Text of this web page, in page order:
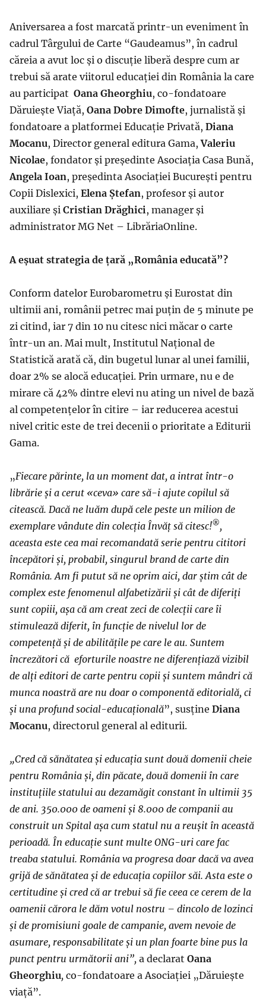
Aniversarea a fost marcată printr-un eveniment în
cadrul Târgului de Carte “Gaudeamus”, în cadrul
căreia a avut loc și o discuție liberă despre cum ar
trebui să arate viitorul educației din România la care
au participat Oana Gheorghiu, co-fondatoare
Dăruiește Viață, Oana Dobre Dimofte, jurnalistă și
fondatoare a platformei Educație Privată, Diana
Mocanu, Director general editura Gama,Valeriu
Nicolae, fondator și președinte Asociația Casa Bună,
Angela Ioan, președinta Asociației București pentru
Copii Dislexici, Elena Ștefan, profesor și autor
auxiliare și Cristian Drăghici , manager și
administrator MG Net – LibrăriaOnline.
A eșuat strategia de țară „România educată”?
Conform datelor Eurobarometru și Eurostat din
ultimii ani, românii petrec mai puțin de 5 minute pe
zi citind, iar 7 din 10 nu citesc nici măcar o carte
într-un an. Mai mult, Institutul Național de
Statistică arată că, din bugetul lunar al unei familii,
doar 2% se alocă educației. Prin urmare, nu e de
mirare că 42% dintre elevi nu ating un nivel de bază
al competențelor în citire – iar reducerea acestui
nivel critic este de trei decenii o prioritate a Editurii
Gama.
„Fiecare părinte, la un moment dat, a intrat într-o
librărie și a cerut «ceva» care să-i ajute copilul să
citească. Dacă ne luăm după cele peste un milion de
exemplare vândute din colecția Învăț să citesc!®,
aceasta este cea mai recomandată serie pentru cititori
începători și, probabil, singurul brand de carte din
România. Am fi putut să ne oprim aici, dar știm cât de
complex este fenomenul alfabetizării și cât de diferiți
sunt copiii, așa că am creat zeci de colecții care îi
stimulează diferit, în funcție de nivelul lor de
competență și de abilitățile pe care le au. Suntem
încrezători că eforturile noastre ne diferențiază vizibil
de alți editori de carte pentru copii și suntem mândri că
munca noastră are nu doar o componentă editorială, ci
și una profund social-educațională”, susține Diana
Mocanu, directorul general al editurii.
„Cred că sănătatea și educația sunt două domenii cheie
pentru România și, din păcate, două domenii în care
instituțiile statului au dezamăgit constant în ultimii 35
de ani. 350.000 de oameni și 8.000 de companii au
construit un Spital așa cum statul nu a reușit în această
perioadă. În educație sunt multe ONG-uri care fac
treaba statului. România va progresa doar dacă va avea
grijă de sănătatea și de educația copiilor săi. Asta este o
certitudine și cred că ar trebui să fie ceea ce cerem de la
oamenii cărora le dăm votul nostru – dincolo de lozinci
și de promisiuni goale de campanie, avem nevoie de
asumare, responsabilitate și un plan foarte bine pus la
punct pentru următorii ani”, a declarat Oana
Gheorghiu, co-fondatoare a Asociației „Dăruiește
viață”.